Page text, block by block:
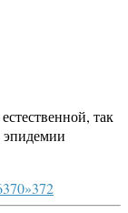
так
эпидемии
370»372